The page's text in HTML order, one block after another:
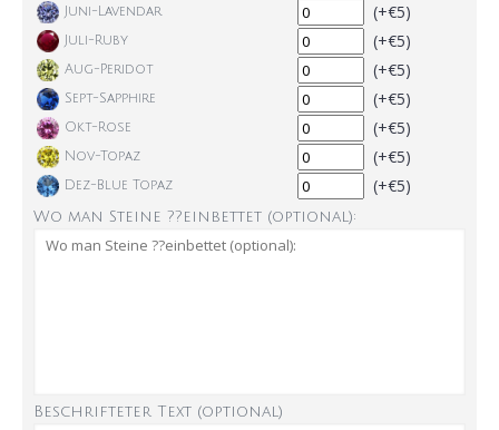
Juni-Lavendar (+€5)
Juli-Ruby (+€5)
Aug-Peridot (+€5)
Sept-Sapphire (+€5)
Okt-Rose (+€5)
Nov-Topaz (+€5)
Dez-Blue Topaz (+€5)
Wo man Steine ??einbettet (optional):
Beschrifteter Text (optional)